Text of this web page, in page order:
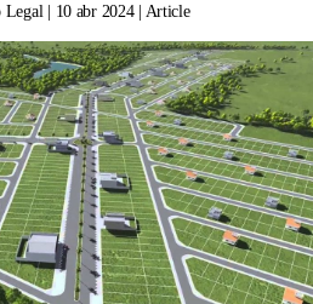
Legal | 10 abr 2024 | Article